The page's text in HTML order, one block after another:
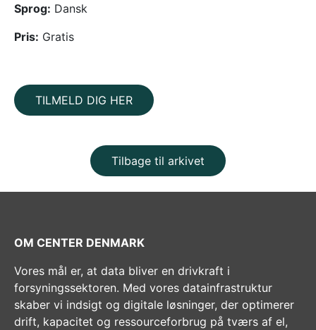
Sprog: Dansk
Pris: Gratis
TILMELD DIG HER
Tilbage til arkivet
OM CENTER DENMARK
Vores mål er, at data bliver en drivkraft i
forsyningssektoren. Med vores datainfrastruktur
skaber vi indsigt og digitale løsninger, der optimerer
drift, kapacitet og ressourceforbrug på tværs af el,